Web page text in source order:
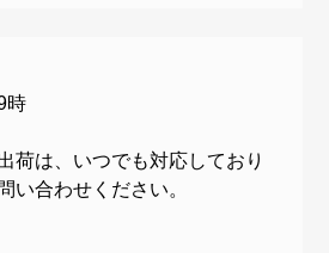
時
荷は、いつでも対応しており
い合わせください。